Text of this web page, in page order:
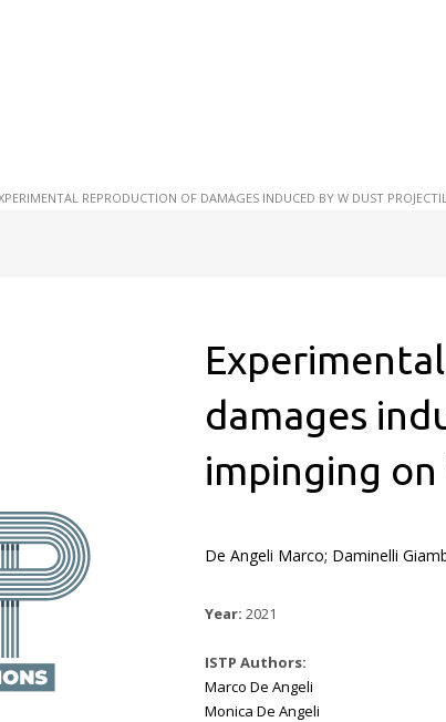
REPRODUCTION OF DAMAGES INDUCED BY W DUST
damages
impinging
De Angeli Marco; Daminelli
Year: 2021
ISTP Authors:
Marco De Angeli
Monica De Angeli